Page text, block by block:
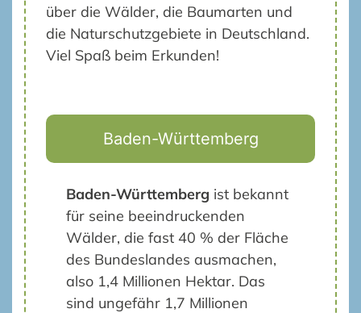
über die Wälder, die Baumarten und
die Naturschutzgebiete in Deutschland.
Viel Spaß beim Erkunden!
Baden-Württemberg
Baden-Württemberg ist bekannt
für seine beeindruckenden
Wälder, die fast 40 % der Fläche
des Bundeslandes ausmachen,
also 1,4 Millionen Hektar. Das
sind ungefähr 1,7 Millionen